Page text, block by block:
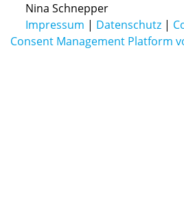
Nina Schnepper
Impressum | Datenschutz |
Consent Management Platform